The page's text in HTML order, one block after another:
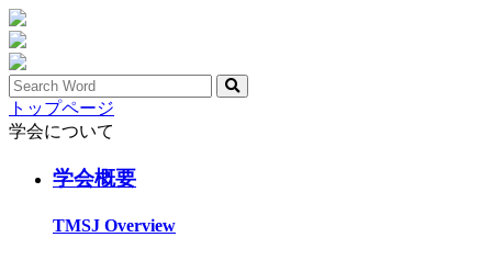
トップページ
学会について
学会概要
TMSJ Overview